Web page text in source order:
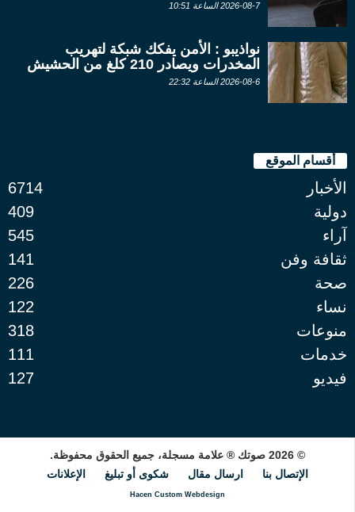
2026-08-7 الساعة 10:51
نواذيبو : الأمن يفكك شبكة لتهريب
المخدرات ويصادر 210 كلغ من الحشيش
2026-08-6 الساعة 22:32
أقسام الموقع
الأخبار
6714
دولية
409
آراء
545
ثقافة وفن
141
صحة
226
نساء
122
منوعات
318
خدمات
111
فيديو
127
© 2026 صوتك ® علامة مسجلة، جميع الحقوق محفوظة.
الإتصال بنا
ارسال مقال شكوى أو تبليغ الإعلانات
Hacen Custom Webdesign